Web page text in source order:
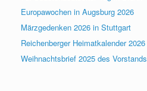
Europawochen in Augsburg 2026
Märzgedenken 2026 in Stuttgart
Reichenberger Heimatkalender 2026
Weihnachtsbrief 2025 des Vorstands